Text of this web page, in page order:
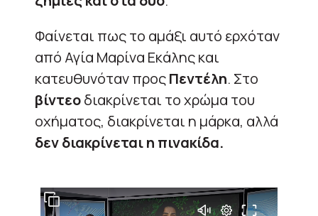
Φαίνεται πως το αμάξι αυτό ερχόταν
από Αγία Μαρίνα Εκάλης και
κατευθυνόταν προςΠεντέλη. Στο
βίντεοδιακρίνεται το χρώμα του
οχήματος, διακρίνεται η μάρκα, αλλά
δεν διακρίνεται η πινακίδα.